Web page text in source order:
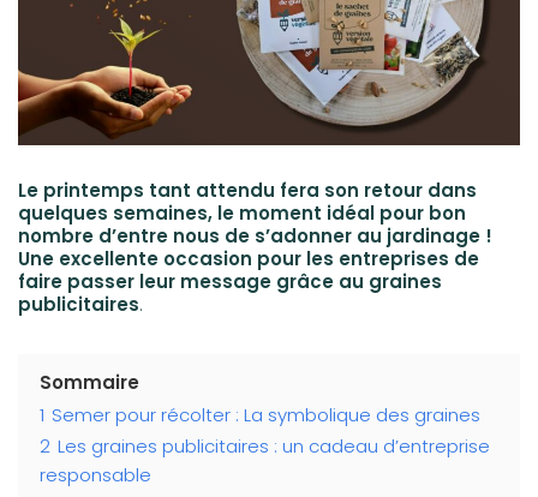
Le printemps tant attendu fera son retour dans
quelques semaines, le moment idéal pour bon
nombre d’entre nous de s’adonner au jardinage !
Une excellente occasion pour les entreprises de
faire passer leur message grâce au graines
publicitaires.
Sommaire
1 Semer pour récolter : La symbolique des graines
2 Les graines publicitaires : un cadeau d’entreprise
responsable